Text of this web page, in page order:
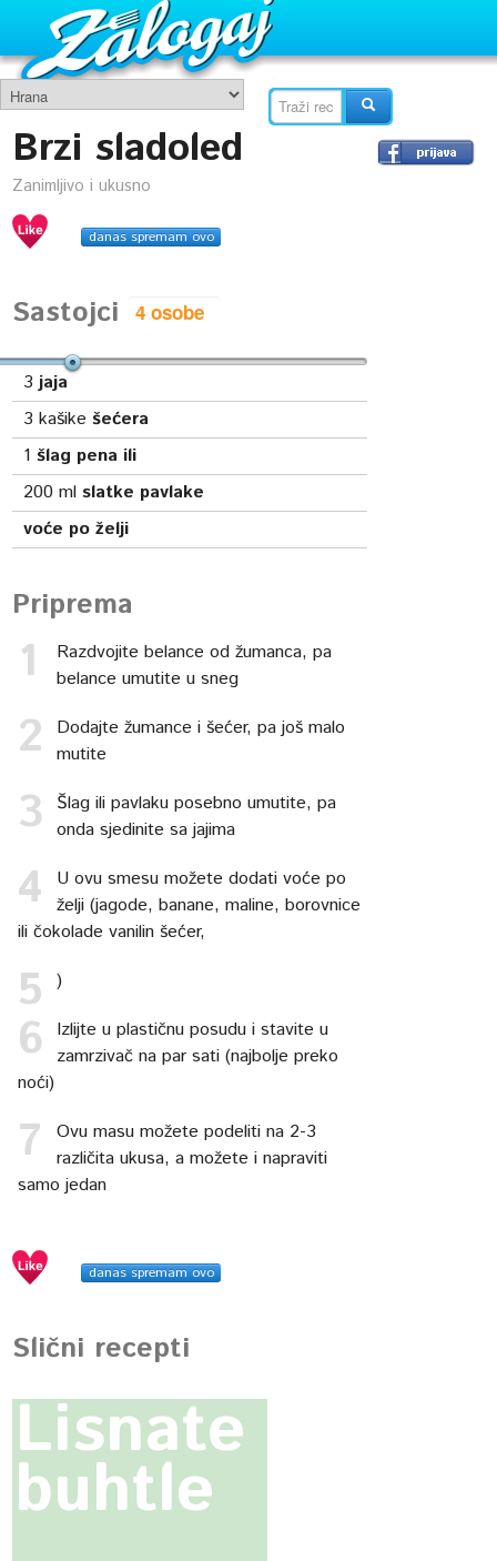
Brzi sladoled
Zanimljivo i ukusno
danas spremam ovo
Sastojci
3 jaja
3 kašikešećera
1 šlag pena ili
200 mlslatke pavlake
voće po želji
Priprema
Razdvojite belance od žumanca, pa
belance umutite u sneg
Dodajte žumance i šećer, pa još malo
mutite
Šlag ili pavlaku posebno umutite, pa
onda sjedinite sa jajima
U ovu smesu možete dodati voće po
želji (jagode, banane, maline, borovnice
ili čokolade vanilin šećer,
)
Izlijte u plastičnu posudu i stavite u
zamrzivač na par sati (najbolje preko
noći)
Ovu masu možete podeliti na 2-3
različita ukusa, a možete i napraviti
samo jedan
danas spremam ovo
Slični recepti
Lisnate
buhtle